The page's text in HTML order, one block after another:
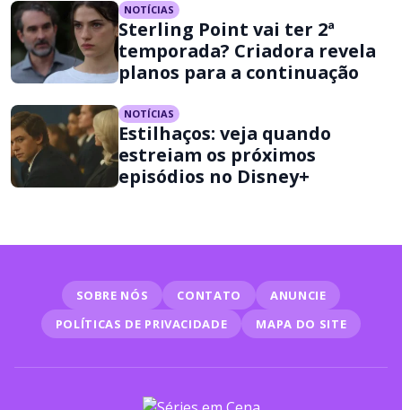
NOTÍCIAS
Sterling Point vai ter 2ª
temporada? Criadora revela
planos para a continuação
NOTÍCIAS
Estilhaços: veja quando
estreiam os próximos
episódios no Disney+
SOBRE NÓS CONTATO
ANUNCIE
POLÍTICAS DE PRIVACIDADE
MAPA DO SITE